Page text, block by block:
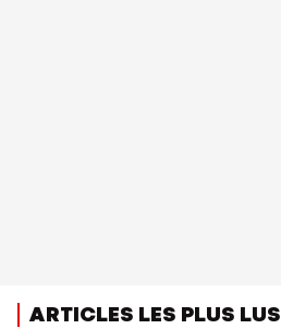
ARTICLES LES PLUS LUS